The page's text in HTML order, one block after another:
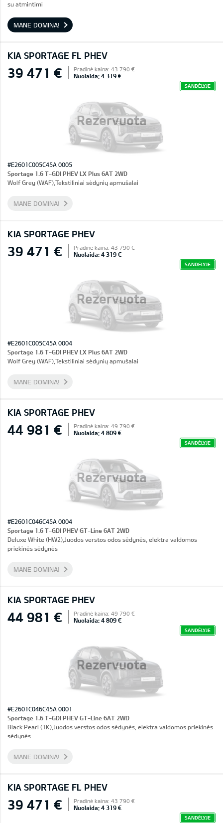
su atmintimi
MANE DOMINA!
KIA SPORTAGE FL PHEV
Rezervuota
39 471 € Pradinė kaina: 43 790 €
Nuolaida: 4 319 €
SANDĖLYJE
#E2601C005C45A 0005
Sportage 1.6 T-GDI PHEV LX Plus 6AT 2WD
Wolf Grey (WAF),Tekstiliniai sėdynių apmušalai
MANE DOMINA!
KIA SPORTAGE PHEV
Rezervuota
39 471 € Pradinė kaina: 43 790 €
Nuolaida: 4 319 €
SANDĖLYJE
#E2601C005C45A 0004
Sportage 1.6 T-GDI PHEV LX Plus 6AT 2WD
Wolf Grey (WAF),Tekstiliniai sėdynių apmušalai
MANE DOMINA!
KIA SPORTAGE PHEV
Rezervuota
44 981 € Pradinė kaina: 49 790 €
Nuolaida: 4 809 €
SANDĖLYJE
#E2601C046C45A 0004
Sportage 1.6 T-GDI PHEV GT-Line 6AT 2WD
Deluxe White (HW2),Juodos verstos odos sėdynės, elektra valdomos
priekinės sėdynės
MANE DOMINA!
KIA SPORTAGE PHEV
Rezervuota
44 981 € Pradinė kaina: 49 790 €
Nuolaida: 4 809 €
SANDĖLYJE
#E2601C046C45A 0001
Sportage 1.6 T-GDI PHEV GT-Line 6AT 2WD
Black Pearl (1K),Juodos verstos odos sėdynės, elektra valdomos priekinės
sėdynės
MANE DOMINA!
KIA SPORTAGE FL PHEV
39 471 € Pradinė kaina: 43 790 €
Nuolaida: 4 319 €
SANDĖLYJE